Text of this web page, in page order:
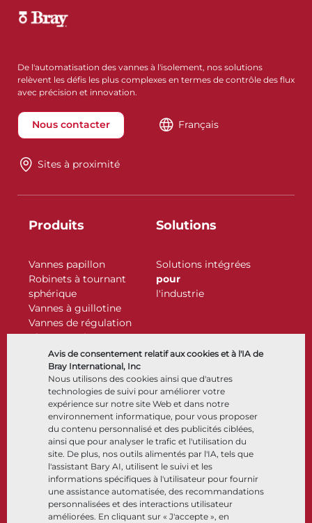
Avis de consentement relatif aux cookies et à l'IA de
Bray International, Inc
Nous utilisons des cookies ainsi que d'autres
technologies de suivi pour améliorer votre
expérience sur notre site Web et dans notre
environnement informatique, pour vous proposer
du contenu personnalisé et des publicités ciblées,
ainsi que pour analyser le trafic et l'utilisation du
site. De plus, nos outils alimentés par l'IA, tels que
l'assistant Bary AI, utilisent le suivi et les
informations spécifiques à l'utilisateur pour fournir
une assistance automatisée, des recommandations
personnalisées et des interactions utilisateur
améliorées. En cliquant sur « J'accepte », en
De l'automatisation des vannes à l'isolement, nos solutions
relèvent les défis les plus complexes en termes de contrôle des flux
avec précision et innovation.
Nous contacter Français
Sites à proximité
Produits
Vannes papillon
Robinets à tournant
sphérique
Vannes à guillotine
Vannes de régulation
Clapets antiretour
Actionneurs
Accessoires de contrôle
Cryogénique
Solutions
Solutions intégrées
pour
l'industrie
Entreprise
À propos
Sites
Partenariats
Développement durable
Portail clients
Ressources
Documents
Centre de connaissance
Logiciels
Sélection de matériaux